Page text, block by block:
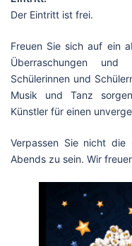
Der Eintritt ist frei.
Freuen Sie sich auf ein
Überraschungen
Schülerinnen und
Musik und Tanz
Künstler für einen
Verpassen Sie nicht die
Abends zu sein. Wir